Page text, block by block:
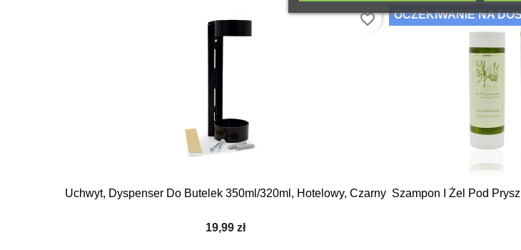
Uchwyt, Dyspenser Do Butelek 350ml/320ml, Hotelowy, Czarny
19,99 zł
favorite_border
Szampon I Żel Pod
OCZEKIWANIE NA